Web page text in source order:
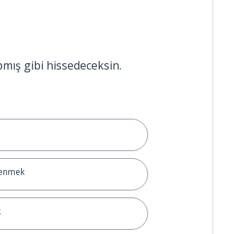
gibi hissedeceksin.